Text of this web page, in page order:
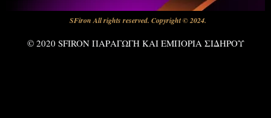
SFiron All rights reserved. Copyright © 2024.
© 2020 SFIRON ΠΑΡΑΓΩΓΗ ΚΑΙ ΕΜΠΟΡΙΑ ΣΙΔΗΡΟΥ